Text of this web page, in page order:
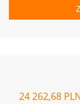
24 262,68